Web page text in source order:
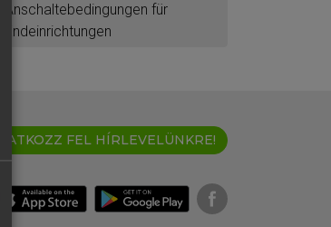
Anschaltebedingungen für
Endeinrichtungen
IRATKOZZ FEL HÍRLEVELÜNKRE!